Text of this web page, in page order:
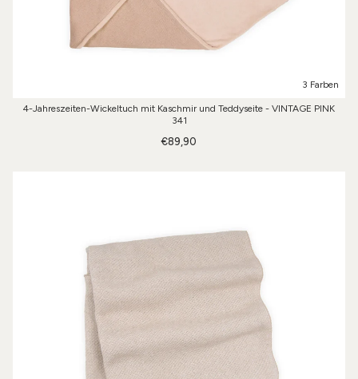
3 Farben
4-Jahreszeiten-Wickeltuch mit Kaschmir und Teddyseite - VINTAGE PINK
341
€89,90